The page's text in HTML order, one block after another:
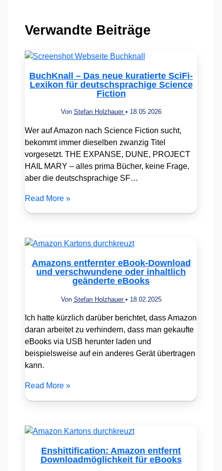
Verwandte Beiträge
BuchKnall – Das neue kuratierte SciFi-
Lexikon für deutschsprachige Science
Fiction
Von Stefan Holzhauer • 18.05.2026
Wer auf Amazon nach Science Fiction sucht,
bekommt immer dieselben zwanzig Titel
vorgesetzt. THE EXPANSE, DUNE, PROJECT
HAIL MARY – alles prima Bücher, keine Frage,
aber die deutschsprachige SF…
Read More »
Amazons entfernter eBook-Download
und verschwundene oder inhaltlich
geänderte eBooks
Von Stefan Holzhauer • 18.02.2025
Ich hatte kürzlich darüber berichtet, dass Amazon
daran arbeitet zu verhindern, dass man gekaufte
eBooks via USB herunter laden und
beispielsweise auf ein anderes Gerät übertragen
kann.
Read More »
Enshittification: Amazon entfernt
Downloadmöglichkeit für eBooks